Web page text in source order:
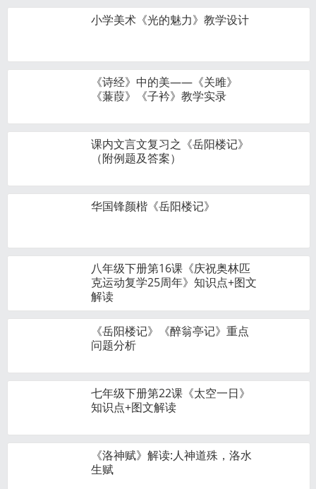
小学美术《光的魅力》教学设计
《诗经》中的美——《关雎》
《蒹葭》《子衿》教学实录
课内文言文复习之《岳阳楼记》
（附例题及答案）
华国锋颜楷《岳阳楼记》
八年级下册第16课《庆祝奥林匹
克运动复学25周年》知识点+图文
解读
《岳阳楼记》《醉翁亭记》重点
问题分析
七年级下册第22课《太空一日》
知识点+图文解读
《洛神赋》解读:人神道殊，洛水
生赋